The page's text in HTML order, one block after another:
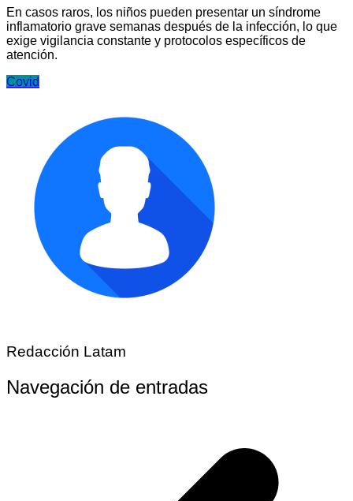
En casos raros, los niños pueden presentar un síndrome
inflamatorio grave semanas después de la infección, lo que
exige vigilancia constante y protocolos específicos de
atención.
Covid
Redacción Latam
Navegación de entradas